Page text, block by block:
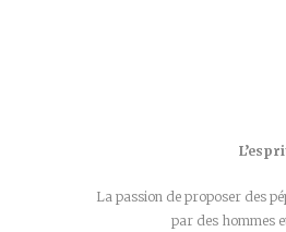
La passion de proposer des
par des hommes